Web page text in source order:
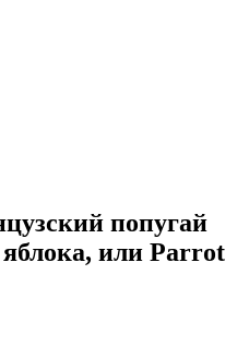
попугай
или Parrot